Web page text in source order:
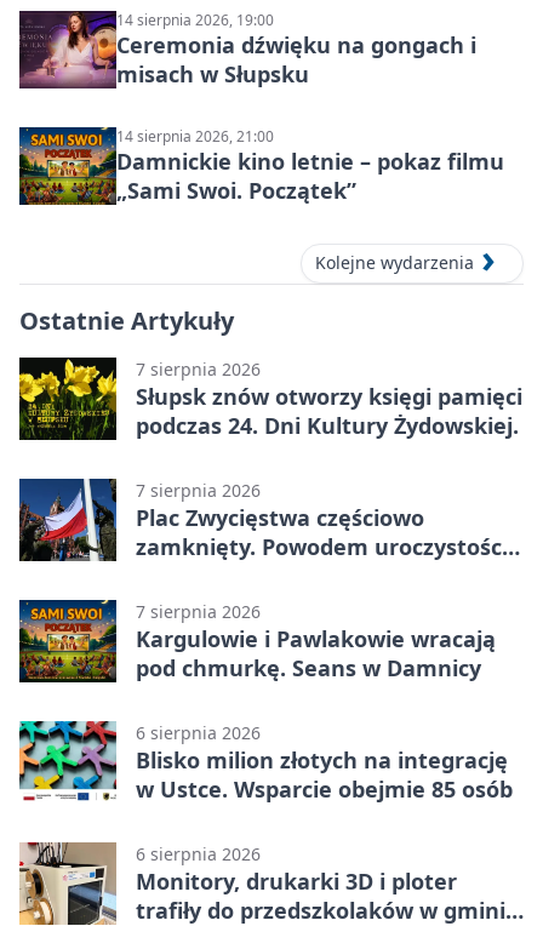
14 sierpnia 2026, 19:00
Ceremonia dźwięku na gongach i
misach w Słupsku
14 sierpnia 2026, 21:00
Damnickie kino letnie – pokaz filmu
„Sami Swoi. Początek”
Kolejne wydarzenia
Ostatnie Artykuły
7 sierpnia 2026
Słupsk znów otworzy księgi pamięci
podczas 24. Dni Kultury Żydowskiej.
7 sierpnia 2026
Plac Zwycięstwa częściowo
zamknięty. Powodem uroczystości
7 sierpnia 2026
Kargulowie i Pawlakowie wracają
pod chmurkę. Seans w Damnicy
6 sierpnia 2026
Blisko milion złotych na integrację
w Ustce. Wsparcie obejmie 85 osób
6 sierpnia 2026
Monitory, drukarki 3D i ploter
trafiły do przedszkolaków w gminie